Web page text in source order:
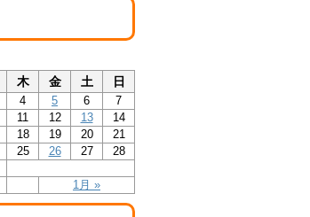
木 金 土 日
1月 »
4 5 6
7
11 12 13
14
18 19 20
21
25 26 27
28